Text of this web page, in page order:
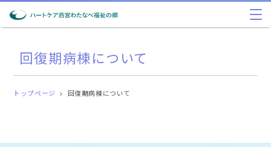
回復期病棟について
トップページ 回復期病棟について